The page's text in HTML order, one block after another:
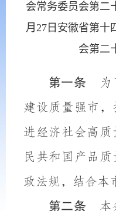
会常务委员会第二
月27日安徽省第十
会第二
第一条 为
建设质量强市
进经济社会高
民共和国产品
政法规，结合本
第二条 本